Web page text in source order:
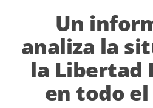
Un
analiza la
la Libertad
en todo